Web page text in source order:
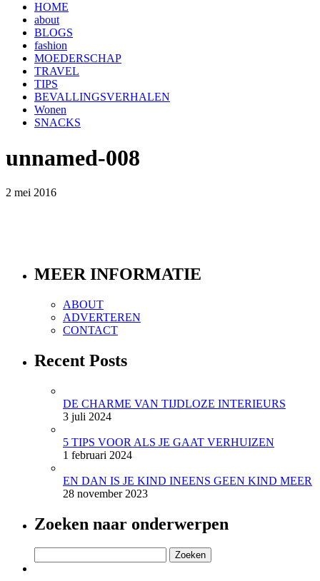
HOME
about
BLOGS
fashion
MOEDERSCHAP
TRAVEL
TIPS
BEVALLINGSVERHALEN
Wonen
SNACKS
unnamed-008
2 mei 2016
MEER INFORMATIE
ABOUT
ADVERTEREN
CONTACT
Recent Posts
DE CHARME VAN TIJDLOZE INTERIEURS
3 juli 2024
5 TIPS VOOR ALS JE GAAT VERHUIZEN
1 februari 2024
EN DAN IS JE KIND INEENS GEEN KIND MEER
28 november 2023
Zoeken naar onderwerpen
naar: